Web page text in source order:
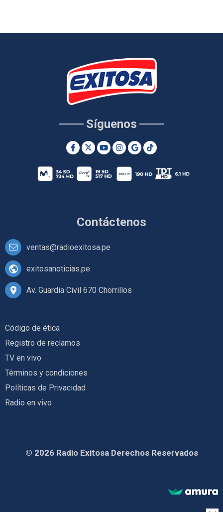
Contáctenos
ventas@radioexitosa.pe
exitosanoticias.pe
Av. Guardia Civil 670 Chorrillos
Síguenos
Código de ética
Registro de reclamos
TV en vivo
Términos y condiciones
Políticas de Privacidad
Radio en vivo
© 2026 Radio Exitosa Derechos Reservados